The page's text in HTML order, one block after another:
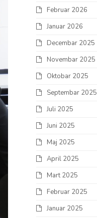
Februar 2026
Januar 2026
Decembar 2025
Novembar 2025
Oktobar 2025
Septembar 2025
Juli 2025
Juni 2025
Maj 2025
April 2025
Mart 2025
Februar 2025
Januar 2025